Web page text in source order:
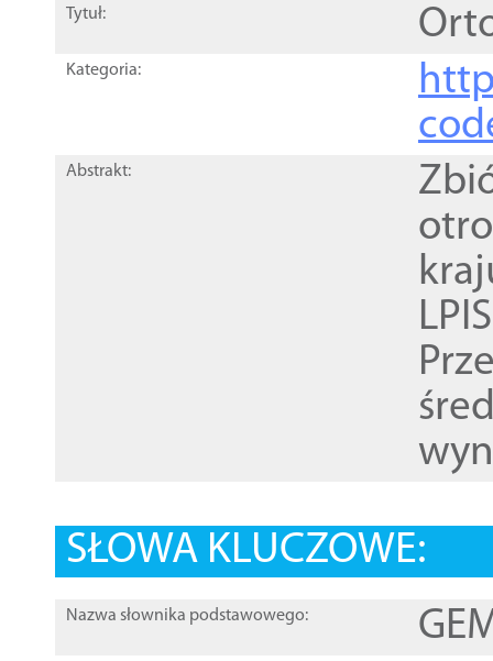
Tytuł:
Kategoria:
Abstrakt:
SŁOWA KLUCZOWE:
Nazwa słownika podstawowego: